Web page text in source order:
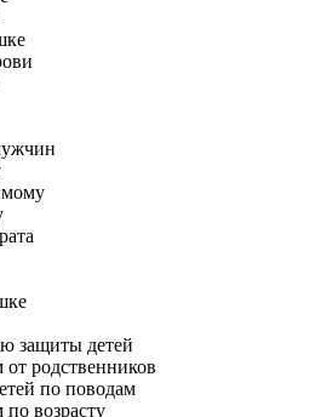
защиты детей
родственников
по поводам
возрасту